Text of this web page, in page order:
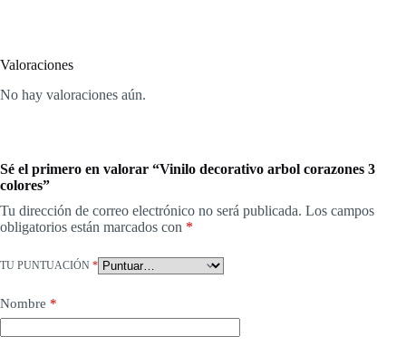
Valoraciones
No hay valoraciones aún.
Sé el primero en valorar “Vinilo decorativo arbol corazones 3
colores”
Tu dirección de correo electrónico no será publicada. Los campos
obligatorios están marcados con *
TU PUNTUACIÓN *
Nombre *